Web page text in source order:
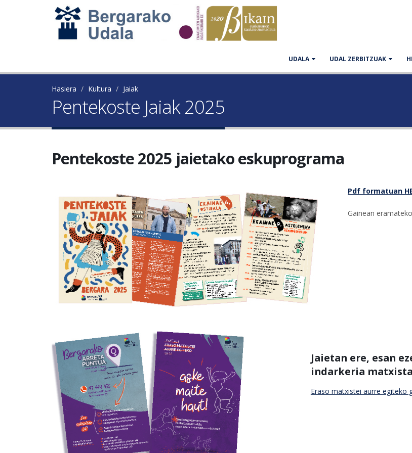
UDALA UDAL ZERBITZUAK
Hasiera Kultura Jaiak
Pentekoste Jaiak 2025
Pentekoste 2025 jaietako eskuprograma
Pdf formatuan
Gainean
Jaietan ere, esan
indarkeria
Eraso matxistei aurre egiteko